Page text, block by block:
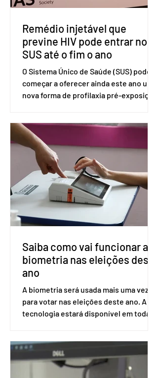
assumidas pelos Estados Unid
Remédio injetável que
previne HIV pode entrar no
SUS até o fim o ano
O Sistema Único de Saúde (SUS) pode
começar a oferecer ainda este ano uma
nova forma de profilaxia pré-exposição
medicamento carbotegravir, que
impede a replicação do vírus de forma
prolongada e pode ser tomado a cada
dois meses. O pedido de inclusão vai
ser encaminhado pelo Ministério da
Saúde à Comissão Nacional de
Incorporação de Novas Tecnologias no
SUS (Conitec) na semana que vem. A
Conitec é um colegiado
Saiba como vai funcionar a
biometria nas eleições deste
ano
A biometria será usada mais uma vez
para votar nas eleições deste ano. A
tecnologia estará disponível em todas
Apesar da requisição, a biometria não é
obrigatória para exercer o direito ao
voto. Se o título estiver regular, o